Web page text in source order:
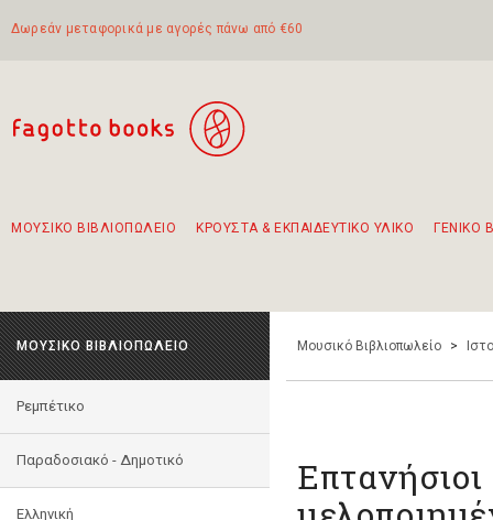
Δωρεάν μεταφορικά με αγορές πάνω από €60
ΜΟΥΣΙΚΟ ΒΙΒΛΙΟΠΩΛΕΙΟ ΚΡΟΥΣΤΑ & ΕΚΠΑΙΔΕΥΤΙΚΟ ΥΛΙΚΟ ΓΕΝΙΚΟ
ΜΟΥΣΙΚΟ ΒΙΒΛΙΟΠΩΛΕΙΟ
Ρεμπέτικο
Παραδοσιακό - Δημοτικό
Ελληνική
Μουσικό Βιβλιοπωλείο >
Επτανήσιοι